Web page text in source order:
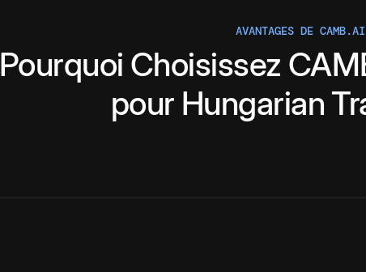
AVANTAGES DE CAMB.AI
Pourquoi Choisissez
pour Hungarian